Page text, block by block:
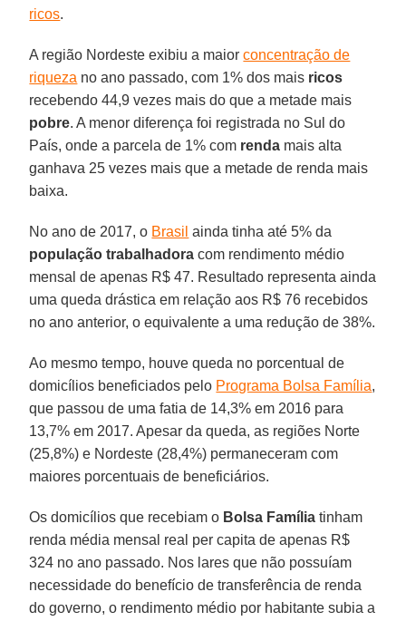
ricos.
A região Nordeste exibiu a maiorconcentração de
riqueza no ano passado, com 1% dos mais ricos
recebendo 44,9 vezes mais do que a metade mais
pobre. A menor diferença foi registrada no Sul do
País, onde a parcela de 1% com renda mais alta
ganhava 25 vezes mais que a metade de renda mais
baixa.
No ano de 2017, o Brasil ainda tinha até 5% da
população trabalhadora com rendimento médio
mensal de apenas R$ 47. Resultado representa ainda
uma queda drástica em relação aos R$ 76 recebidos
no ano anterior, o equivalente a uma redução de 38%.
Ao mesmo tempo, houve queda no porcentual de
domicílios beneficiados pelo Programa Bolsa Família,
que passou de uma fatia de 14,3% em 2016 para
13,7% em 2017. Apesar da queda, as regiões Norte
(25,8%) e Nordeste (28,4%) permaneceram com
maiores porcentuais de beneficiários.
Os domicílios que recebiam o Bolsa Família tinham
renda média mensal real per capita de apenas R$
324 no ano passado. Nos lares que não possuíam
necessidade do benefício de transferência de renda
do governo, o rendimento médio por habitante subia a